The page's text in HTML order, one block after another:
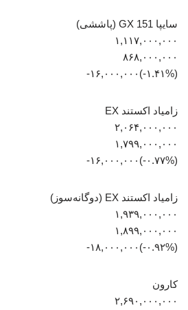
سایپا 151 GX (پاششی)
۱,۱۱۷,۰۰۰,۰۰۰
۸۶۸,۰۰۰,۰۰۰
(‎-۱.۴۱%‏)‎-۱۶,۰۰۰,۰۰۰‏
زامیاد اکستند EX
۲,۰۶۴,۰۰۰,۰۰۰
۱,۷۹۹,۰۰۰,۰۰۰
(‎-۰.۷۷%‏)‎-۱۶,۰۰۰,۰۰۰‏
زامیاد اکستند EX (دوگانه‌سوز)
۱,۹۳۹,۰۰۰,۰۰۰
۱,۸۹۹,۰۰۰,۰۰۰
(‎-۰.۹۲%‏)‎-۱۸,۰۰۰,۰۰۰‏
کارون
۲,۶۹۰,۰۰۰,۰۰۰